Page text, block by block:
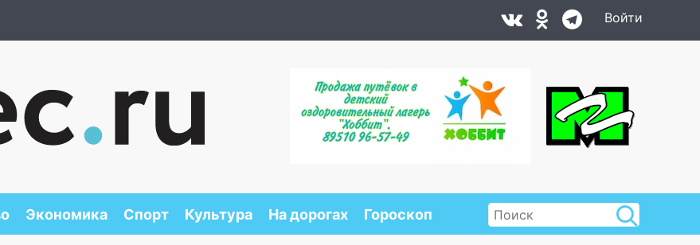
Войти
Экономика Спорт Культура На дорогах Гороскоп